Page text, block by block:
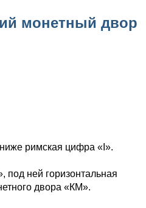
монетный двор
римская цифра «I».
ней горизонтальная
двора «КМ».